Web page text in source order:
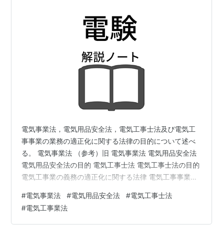
電気事業法，電気用品安全法，電気工事士法及び電気工
事事業の業務の適正化に関する法律の目的について述べ
る。 電気事業法 （参考）旧 電気事業法 電気用品安全法
電気用品安全法の目的 電気工事士法 電気工事士法の目的
電気工事業の義務の適正化に関する法律 電気工事事業法
事業法 電気事業法は，電気事業の運営を適正かつ合理的
ならしめることによって，電気の使用者の利益を保護
し，及び電気事業の健全な発達を図るとともに，電気工
#電気事業法 #電気用品安全法 #電気工事士法
#電気工事業法